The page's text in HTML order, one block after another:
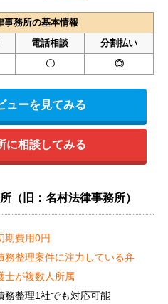
事務所の基本情報
電話相談
分割払い
〇 ◎
ューを見てみる
に相談してみる
（旧：名村法律事務所）
期費用0円
務整理案件に注力している弁
士が複数人所属
務整理1社でも対応可能